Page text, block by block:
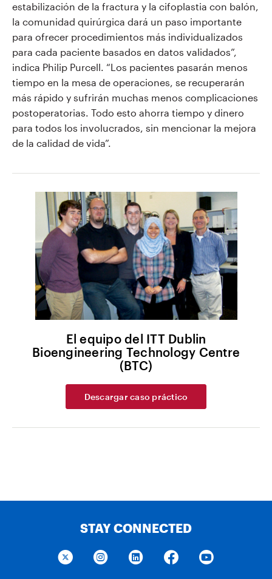
estabilización de la fractura y la cifoplastia con balón,
la comunidad quirúrgica dará un paso importante
para ofrecer procedimientos más individualizados
para cada paciente basados en datos validados”,
indica Philip Purcell. “Los pacientes pasarán menos
tiempo en la mesa de operaciones, se recuperarán
más rápido y sufrirán muchas menos complicaciones
postoperatorias. Todo esto ahorra tiempo y dinero
para todos los involucrados, sin mencionar la mejora
de la calidad de vida”.
El equipo del ITT Dublin
Bioengineering Technology Centre
(BTC)
Descargar caso práctico
STAY CONNECTED